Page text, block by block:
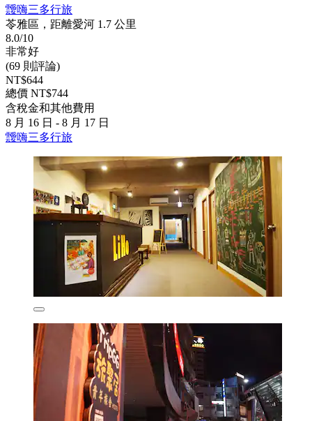
靉嗨三多行旅
苓雅區，距離愛河 1.7 公里
8.0/10
非常好
(69 則評論)
NT$644
總價 NT$744
含稅金和其他費用
8 月 16 日 - 8 月 17 日
靉嗨三多行旅